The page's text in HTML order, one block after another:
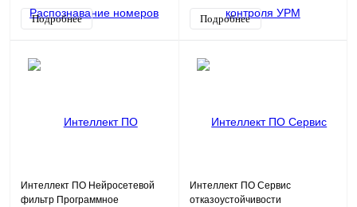
Подробнее
обеспечение (опция)
Подробнее
Интеллект ПО Нейросетевой
фильтр Программное
Интеллект ПО Сервис
отказоустойчивости